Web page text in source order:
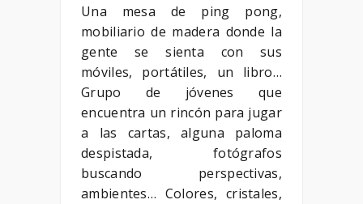
Una mesa de ping pong,
mobiliario de madera donde la
gente se sienta con sus
móviles, portátiles, un libro…
Grupo de jóvenes que
encuentra un rincón para jugar
a las cartas, alguna paloma
despistada, fotógrafos
buscando perspectivas,
ambientes… Colores, cristales,